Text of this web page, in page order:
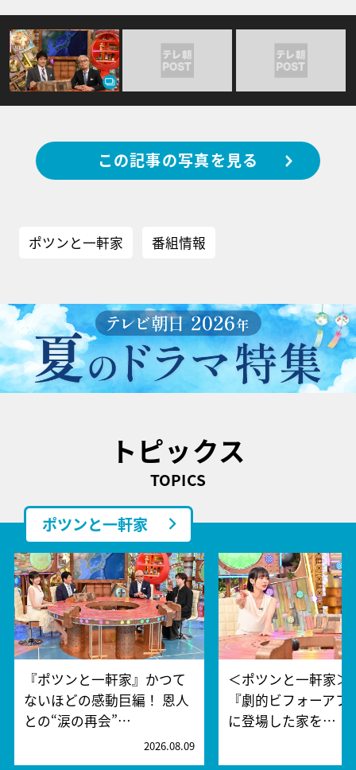
この記事の写真を見る
ポツンと一軒家 番組情報
トピックス
TOPICS
ポツンと一軒家
『ポツンと一軒家』かつて
ないほどの感動巨編！ 恩人
との“涙の再会”…
2026.08.09
＜ポツンと一軒家＞
『劇的ビフォーアフ
に登場した家を…